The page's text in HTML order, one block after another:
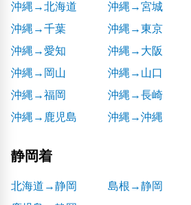
沖縄→北海道 沖縄→宮城
沖縄→千葉
沖縄→東京
沖縄→愛知
沖縄→大阪
沖縄→岡山
沖縄→山口
沖縄→福岡
沖縄→長崎
沖縄→鹿児島
沖縄→沖縄
静岡着
北海道→静岡 島根→静岡